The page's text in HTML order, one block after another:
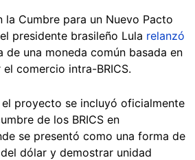
la Cumbre para un Nuevo Pacto
presidente brasileño Lula relanzó
de una moneda común basada en
comercio intra-BRICS.
el proyecto se incluyó oficialmente
de los BRICS en
se presentó como una forma de
dólar y demostrar unidad